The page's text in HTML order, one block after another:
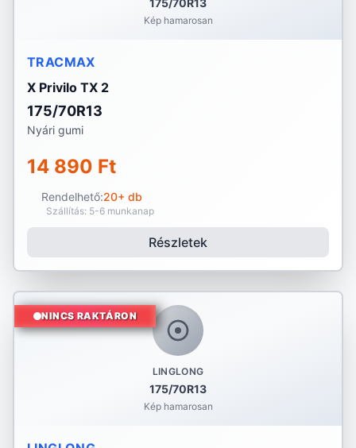
175/70R13
Kép hamarosan
TRACMAX
X Privilo TX 2
175/70R13
Nyári gumi
14 890 Ft
Rendelhető:20+ db
Szállítás: 5-6 munkanap
Részletek
LINGLONG
175/70R13
Kép hamarosan
NINCS RAKTÁRON